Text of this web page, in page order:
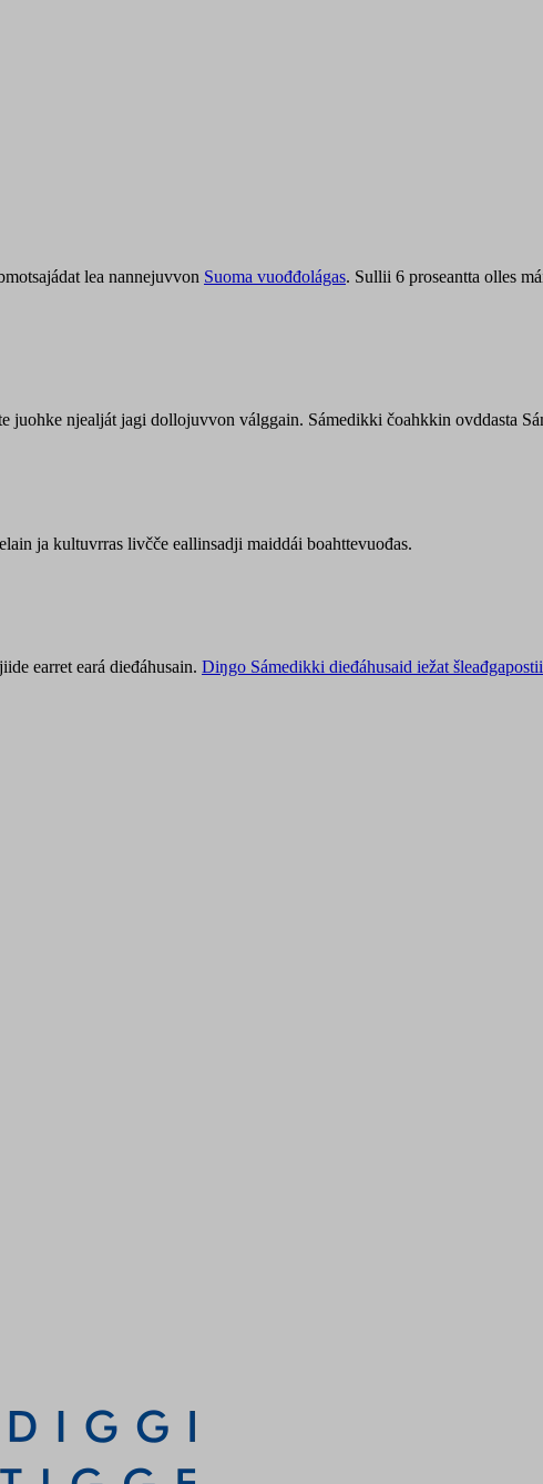
lea nannejuvvon Suoma vuođđolágas. Sullii 6 proseantta olles
juohke njealját jagi dollojuvvon válggain. Sámedikki čoahkkin ovddasta
ja kultuvrras livčče eallinsadji maiddái boahttevuođas.
earret eará dieđáhusain. Diŋgo Sámedikki dieđáhusaid iežat šleađgapostii